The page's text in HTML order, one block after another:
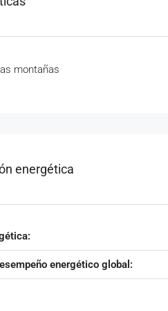
montañas
energética
energético global: